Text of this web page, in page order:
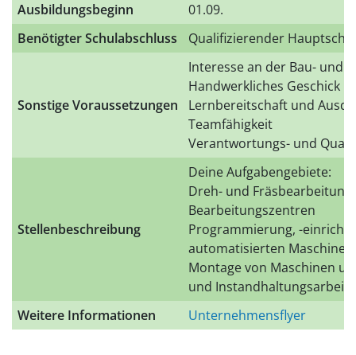
Ausbildungsbeginn
01.09.
Benötigter Schulabschluss
Qualifizierender
Sonstige Voraussetzungen
Interesse an der Bau- und
Handwerkliches Geschick
Lernbereitschaft und
Teamfähigkeit
Verantwortungs- und
Stellenbeschreibung
Deine Aufgabengebiete:
Dreh- und
Bearbeitungszentren
Programmierung, -
automatisierten Maschinen
Montage von Maschinen
und
Weitere Informationen
Unternehmensflyer